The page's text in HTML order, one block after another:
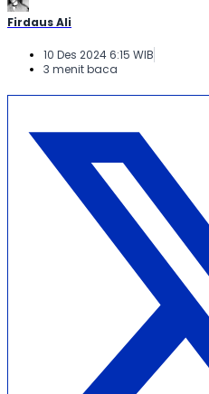
Firdaus Ali
10 Des 2024 6:15 WIB
3 menit baca